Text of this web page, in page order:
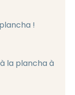
!
la plancha à